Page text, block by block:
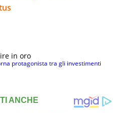
in oro
protagonista tra gli investimenti